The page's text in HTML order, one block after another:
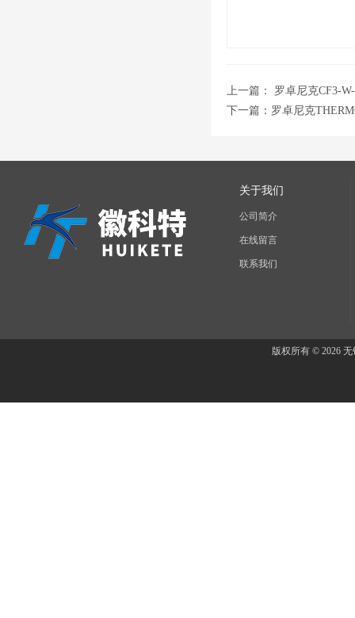
上一篇： 罗卓尼克CF3-
下一篇： 罗卓尼克
关于我们
公司简介
在线留言
联系我们
版权所有 © 2026